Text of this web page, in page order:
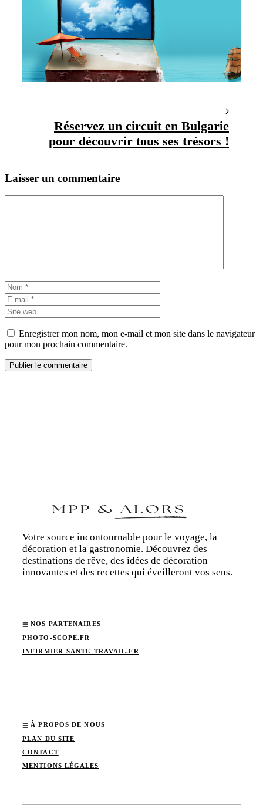
Réservez un circuit en Bulgarie
pour découvrir tous ses trésors !
Laisser un commentaire
Nom
mail
web
Enregistrer mon nom, mon e-mail et mon site dans le navigateur
pour mon prochain commentaire.
Votre source incontournable pour le voyage, la
décoration et la gastronomie. Découvrez des
destinations de rêve, des idées de décoration
innovantes et des recettes qui éveilleront vos sens.
NOS PARTENAIRES
PHOTO-SCOPE.FR
INFIRMIER-SANTE-TRAVAIL.FR
À PROPOS DE NOUS
PLAN DU SITE
CONTACT
MENTIONS LÉGALES